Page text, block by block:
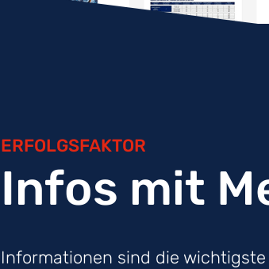
ERFOLGSFAKTOR
Infos mit
Informationen sind die